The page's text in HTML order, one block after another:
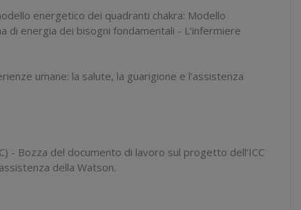
energetico dei quadranti chakra: Modello
di energia dei bisogni fondamentali - L’infermiere
umane: la salute, la guarigione e l’assistenza
- Bozza del documento di lavoro sul progetto dell’ICC
della Watson.